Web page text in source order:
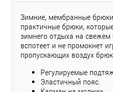
Зимние, мембранные
практичные брюки,
зимнего отдыха на
вспотеет и не промокнет
пропускающих воздух
Регулируемые
Эластичный пояс.